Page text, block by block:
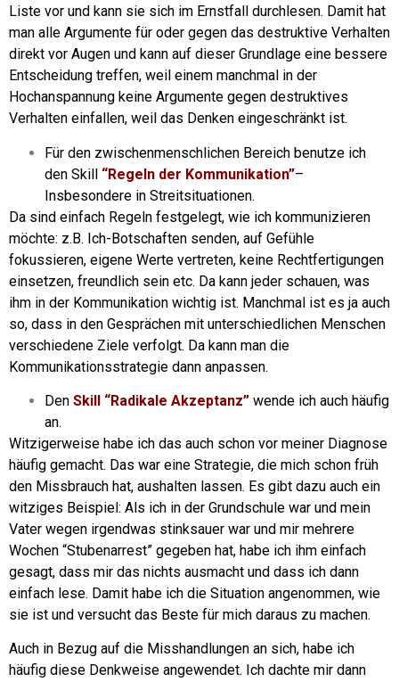
Liste vor und kann sie sich im Ernstfall durchlesen. Damit hat
man alle Argumente für oder gegen das destruktive Verhalten
direkt vor Augen und kann auf dieser Grundlage eine bessere
Entscheidung treffen, weil einem manchmal in der
Hochanspannung keine Argumente gegen destruktives
Verhalten einfallen, weil das Denken eingeschränkt ist.
Für den zwischenmenschlichen Bereich benutze ich
den Skill “Regeln der Kommunikation”–
Insbesondere in Streitsituationen.
Da sind einfach Regeln festgelegt, wie ich kommunizieren
möchte: z.B. Ich-Botschaften senden, auf Gefühle
fokussieren, eigene Werte vertreten, keine Rechtfertigungen
einsetzen, freundlich sein etc. Da kann jeder schauen, was
ihm in der Kommunikation wichtig ist. Manchmal ist es ja auch
so, dass in den Gesprächen mit unterschiedlichen Menschen
verschiedene Ziele verfolgt. Da kann man die
Kommunikationsstrategie dann anpassen.
Den Skill “Radikale Akzeptanz” wende ich auch häufig
an.
Witzigerweise habe ich das auch schon vor meiner Diagnose
häufig gemacht. Das war eine Strategie, die mich schon früh
den Missbrauch hat, aushalten lassen. Es gibt dazu auch ein
witziges Beispiel: Als ich in der Grundschule war und mein
Vater wegen irgendwas stinksauer war und mir mehrere
Wochen “Stubenarrest” gegeben hat, habe ich ihm einfach
gesagt, dass mir das nichts ausmacht und dass ich dann
einfach lese. Damit habe ich die Situation angenommen, wie
sie ist und versucht das Beste für mich daraus zu machen.
Auch in Bezug auf die Misshandlungen an sich, habe ich
häufig diese Denkweise angewendet. Ich dachte mir dann